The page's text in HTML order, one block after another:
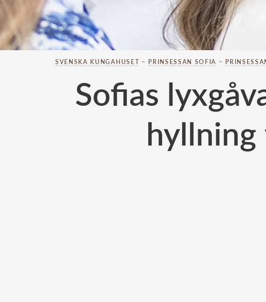
SVENSKA KUNGAHUSET – PRINSESSAN SOFIA –
Sofias
hyllning